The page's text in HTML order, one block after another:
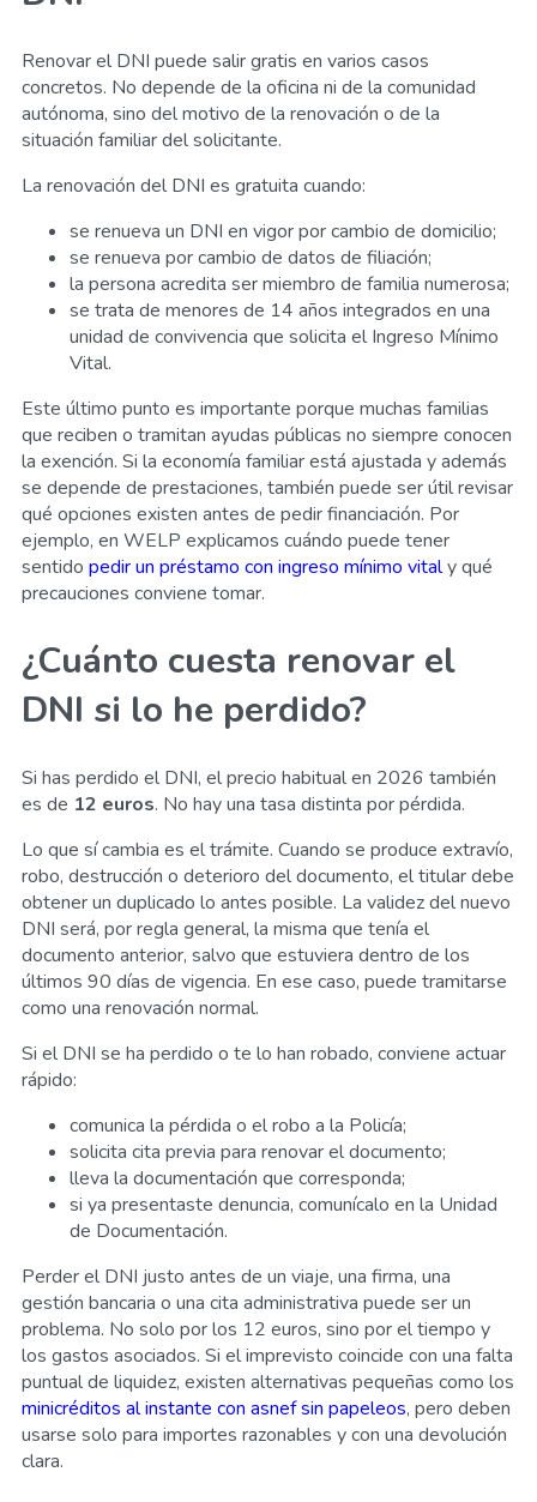
Renovar el DNI puede salir gratis en varios casos
concretos. No depende de la oficina ni de la comunidad
autónoma, sino del motivo de la renovación o de la
situación familiar del solicitante.
La renovación del DNI es gratuita cuando:
se renueva un DNI en vigor por cambio de domicilio;
se renueva por cambio de datos de filiación;
la persona acredita ser miembro de familia numerosa;
se trata de menores de 14 años integrados en una
unidad de convivencia que solicita el Ingreso Mínimo
Vital.
Este último punto es importante porque muchas familias
que reciben o tramitan ayudas públicas no siempre conocen
la exención. Si la economía familiar está ajustada y además
se depende de prestaciones, también puede ser útil revisar
qué opciones existen antes de pedir financiación. Por
ejemplo, en WELP explicamos cuándo puede tener
sentido pedir un préstamo con ingreso mínimo vitaly qué
precauciones conviene tomar.
¿Cuánto cuesta renovar el
DNI si lo he perdido?
Si has perdido el DNI, el precio habitual en 2026 también
es de 12 euros. No hay una tasa distinta por pérdida.
Lo que sí cambia es el trámite. Cuando se produce extravío,
robo, destrucción o deterioro del documento, el titular debe
obtener un duplicado lo antes posible. La validez del nuevo
DNI será, por regla general, la misma que tenía el
documento anterior, salvo que estuviera dentro de los
últimos 90 días de vigencia. En ese caso, puede tramitarse
como una renovación normal.
Si el DNI se ha perdido o te lo han robado, conviene actuar
rápido:
comunica la pérdida o el robo a la Policía;
solicita cita previa para renovar el documento;
lleva la documentación que corresponda;
si ya presentaste denuncia, comunícalo en la Unidad
de Documentación.
Perder el DNI justo antes de un viaje, una firma, una
gestión bancaria o una cita administrativa puede ser un
problema. No solo por los 12 euros, sino por el tiempo y
los gastos asociados. Si el imprevisto coincide con una falta
puntual de liquidez, existen alternativas pequeñas como los
minicréditos al instante con asnef sin papeleos, pero deben
usarse solo para importes razonables y con una devolución
clara.